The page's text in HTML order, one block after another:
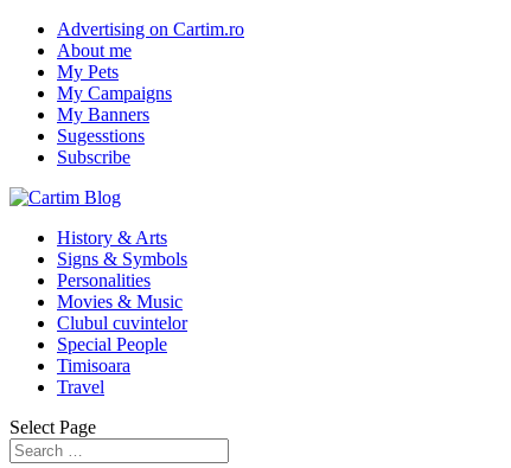
Advertising on Cartim.ro
About me
My Pets
My Campaigns
My Banners
Sugesstions
Subscribe
History & Arts
Signs & Symbols
Personalities
Movies & Music
Clubul cuvintelor
Special People
Timisoara
Travel
Select Page